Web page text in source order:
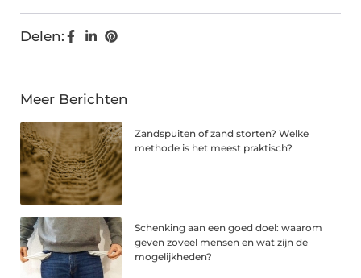
Delen:
Meer Berichten
Zandspuiten of zand storten? Welke
methode is het meest praktisch?
Schenking aan een goed doel: waarom
geven zoveel mensen en wat zijn de
mogelijkheden?